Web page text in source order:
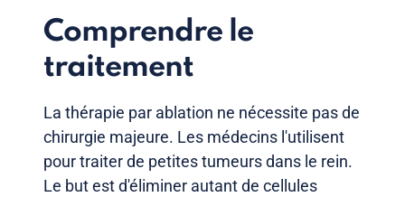
Comprendre le
traitement
La thérapie par ablation ne nécessite pas de
chirurgie majeure. Les médecins l'utilisent
pour traiter de petites tumeurs dans le rein.
Le but est d'éliminer autant de cellules